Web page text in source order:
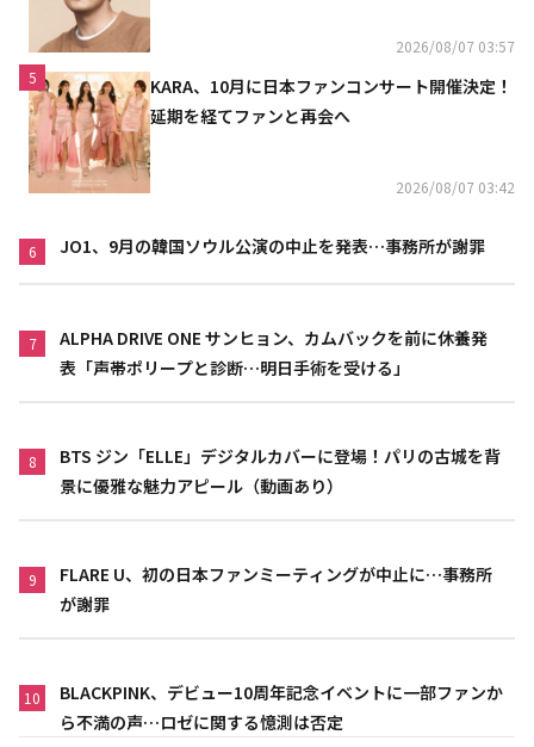
2026/08/07 03:57
5
KARA、10月に日本ファンコンサート開催決定！
延期を経てファンと再会へ
2026/08/07 03:42
6 JO1、9月の韓国ソウル公演の中止を発表…事務所が謝罪
7
ALPHA DRIVE ONE サンヒョン、カムバックを前に休養発
表「声帯ポリープと診断…明日手術を受ける」
8
BTS ジン「ELLE」デジタルカバーに登場！パリの古城を背
景に優雅な魅力アピール（動画あり）
9
FLARE U、初の日本ファンミーティングが中止に…事務所
が謝罪
10
BLACKPINK、デビュー10周年記念イベントに一部ファンか
ら不満の声…ロゼに関する憶測は否定